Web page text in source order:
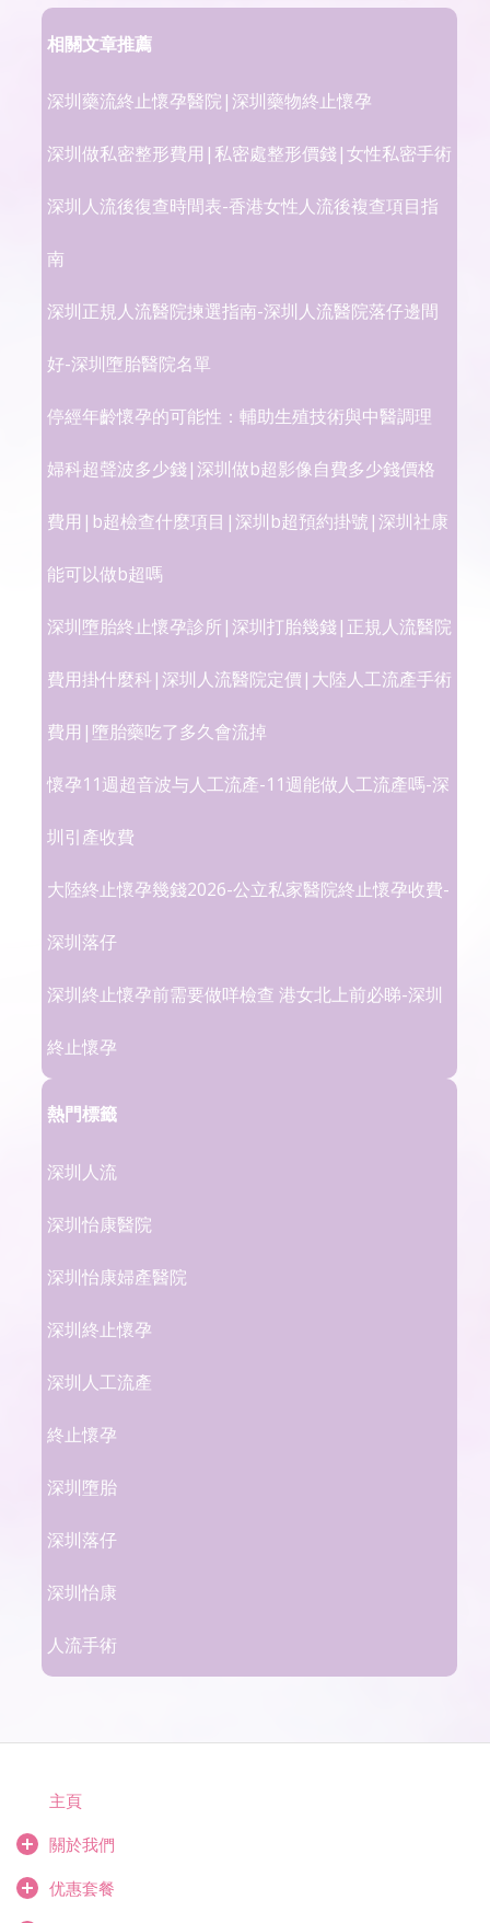
相關文章推薦
深圳藥流終止懷孕醫院|深圳藥物終止懷孕
深圳做私密整形費用|私密處整形價錢|女性私密手術
深圳人流後復查時間表-香港女性人流後複查項目指
南
深圳正規人流醫院揀選指南-深圳人流醫院落仔邊間
好-深圳墮胎醫院名單
停經年齡懷孕的可能性：輔助生殖技術與中醫調理
婦科超聲波多少錢|深圳做b超影像自費多少錢價格
費用|b超檢查什麼項目|深圳b超預約掛號|深圳社康
能可以做b超嗎
深圳墮胎終止懷孕診所|深圳打胎幾錢|正規人流醫院
費用掛什麼科|深圳人流醫院定價|大陸人工流產手術
費用|墮胎藥吃了多久會流掉
懷孕11週超音波与人工流產-11週能做人工流產嗎-深
圳引產收費
大陸終止懷孕幾錢2026-公立私家醫院終止懷孕收費-
深圳落仔
深圳終止懷孕前需要做咩檢查 港女北上前必睇-深圳
終止懷孕
熱門標籤
深圳人流
深圳怡康醫院
深圳怡康婦產醫院
深圳終止懷孕
深圳人工流產
終止懷孕
深圳墮胎
深圳落仔
深圳怡康
人流手術
主頁
關於我們
优惠套餐